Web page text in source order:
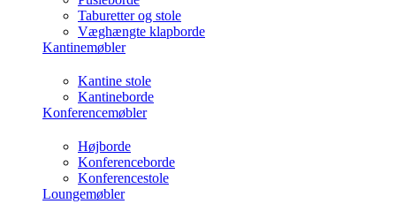
Taburetter og stole
Væghængte klapborde
Kantinemøbler
Kantine stole
Kantineborde
Konferencemøbler
Højborde
Konferenceborde
Konferencestole
Loungemøbler